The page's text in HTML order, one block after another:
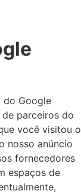
do Google
parceiros do
você visitou o
nosso anúncio
fornecedores
espaços de